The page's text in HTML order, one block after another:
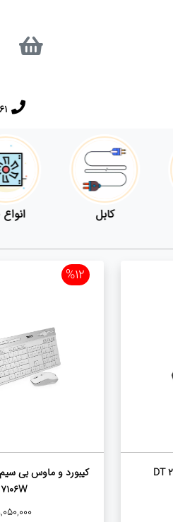
پرینتر و اسکنر موبایل
%12
کیبورد و ماوس بی